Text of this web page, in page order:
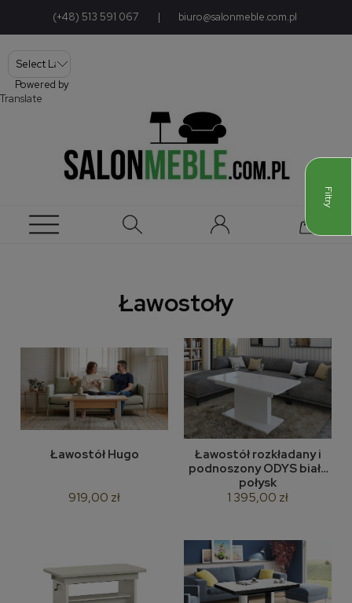
(+48) 513 591 067 | biuro@salonmeble.com.pl
Powered by
Translate
Filtry
Ławostoły
Ławostół Hugo
919,00 zł
Ławostół rozkładany i
podnoszony ODYS biały
połysk
1 395,00 zł